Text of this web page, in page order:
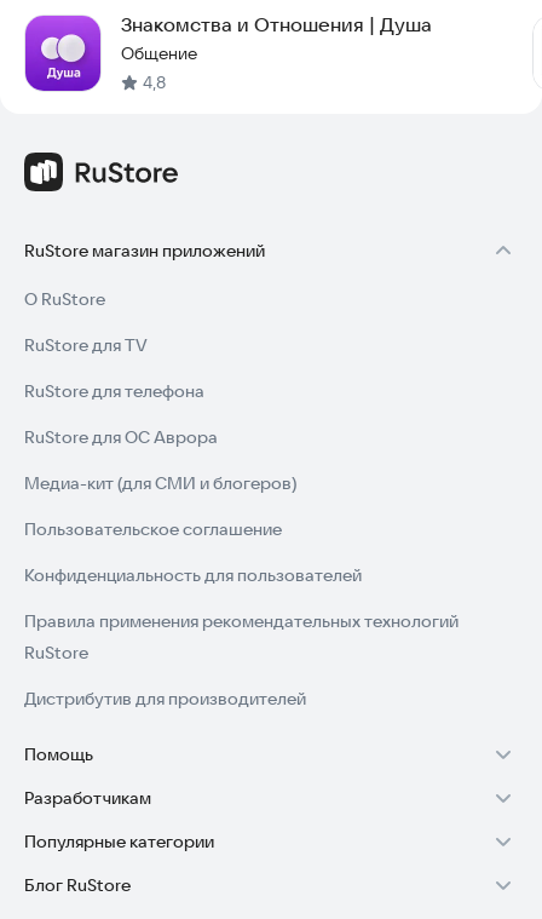
Знакомства и Отношения | Душа
Общение
4,8
RuStore магазин приложений
О RuStore
RuStore для TV
RuStore для телефона
RuStore для ОС Аврора
Медиа-кит (для СМИ и блогеров)
Пользовательское соглашение
Конфиденциальность для пользователей
Правила применения рекомендательных технологий
RuStore
Дистрибутив для производителей
Помощь
Установка RuStore на TV
Установка RuStore на телефон
Установка RuStore в машину
Разработчикам
Зарабатывать с RuStore
Стать разработчиком
Популярные категории
Игры для Android
Блог RuStore